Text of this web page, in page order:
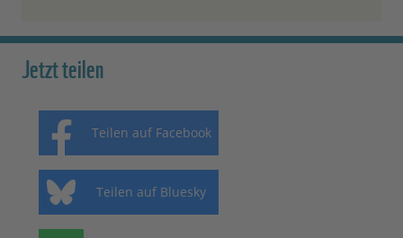
Jetzt teilen
Teilen auf Facebook
Teilen auf Bluesky